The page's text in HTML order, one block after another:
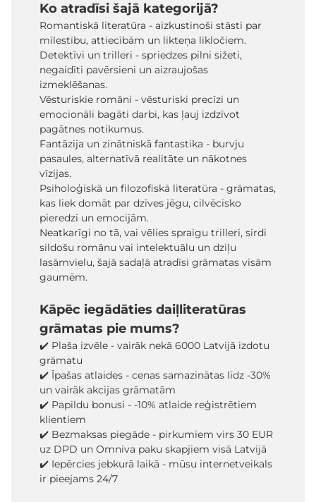
Ko atradīsi šajā kategorijā?
Romantiskā literatūra - aizkustinoši stāsti par
mīlestību, attiecībām un likteņa līkločiem.
Detektīvi un trilleri - spriedzes pilni sižeti,
negaidīti pavērsieni un aizraujošas
izmeklēšanas.
Vēsturiskie romāni - vēsturiski precīzi un
emocionāli bagāti darbi, kas ļauj izdzīvot
pagātnes notikumus.
Fantāzija un zinātniskā fantastika - burvju
pasaules, alternatīvā realitāte un nākotnes
vīzijas.
Psiholoģiskā un filozofiskā literatūra - grāmatas,
kas liek domāt par dzīves jēgu, cilvēcisko
pieredzi un emocijām.
Neatkarīgi no tā, vai vēlies spraigu trilleri, sirdi
sildošu romānu vai intelektuālu un dziļu
lasāmvielu, šajā sadaļā atradīsi grāmatas visām
gaumēm.
Kāpēc iegādāties daiļliteratūras
grāmatas pie mums?
✔️ Plaša izvēle - vairāk nekā 6000 Latvijā izdotu
grāmatu
✔️ Īpašas atlaides - cenas samazinātas līdz -30%
un vairāk akcijas grāmatām
✔️ Papildu bonusi - -10% atlaide reģistrētiem
klientiem
✔️ Bezmaksas piegāde - pirkumiem virs 30 EUR
uz DPD un Omniva paku skapjiem visā Latvijā
✔️ Iepērcies jebkurā laikā - mūsu internetveikals
ir pieejams 24/7